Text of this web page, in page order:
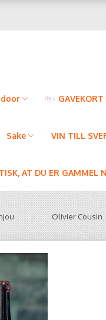
Sake VIN TILL
AT DU ER GAMMEL
Olivier Cousin